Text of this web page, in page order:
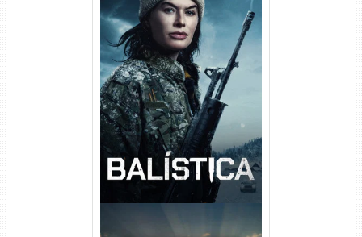
Balística Torrent (2025) WEB-
DL 1080p Dual Áudio